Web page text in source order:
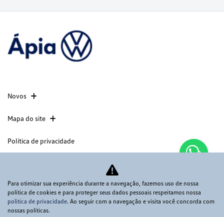
Novos
Mapa do site
Política de privacidade
APIA COMERCIO DE VEICULOS LTDA
CNPJ: 56.369.549/0001-02
Para otimizar sua experiência durante a navegação, fazemos uso de nossa
política de cookies e para proteger seus dados pessoais respeitamos nossa
política de privacidade. Ao seguir com a navegação e visita você concorda com
nossas políticas.